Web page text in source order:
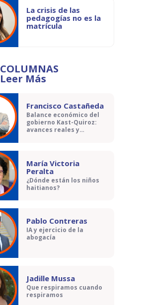
La crisis de las
pedagogías no es la
matrícula
COLUMNAS
Leer Más
Francisco Castañeda
Balance económico del
gobierno Kast-Quiroz:
avances reales y
María Victoria
Peralta
¿Dónde están los niños
haitianos?
Pablo Contreras
IA y ejercicio de la
abogacía
Jadille Mussa
Que respiramos cuando
respiramos